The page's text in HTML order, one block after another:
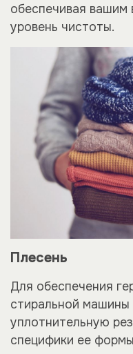
обеспечивая
уровень чистоты.
Плесень
Для обеспечения
стиральной машины
уплотнительную
специфики ее